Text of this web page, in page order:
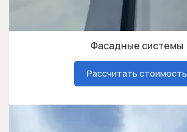
Фасадные системы
Рассчитать стоимость